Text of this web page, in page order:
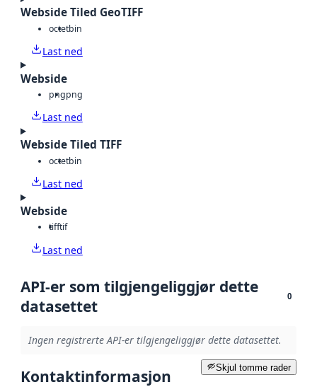
Webside Tiled GeoTIFF
octetbin
Last ned
Webside
pngpng
Last ned
Webside Tiled TIFF
octetbin
Last ned
Webside
tifftif
Last ned
API-er som tilgjengeliggjør dette
datasettet
0
Ingen registrerte API-er tilgjengeliggjør dette datasettet.
Skjul tomme rader
Kontaktinformasjon